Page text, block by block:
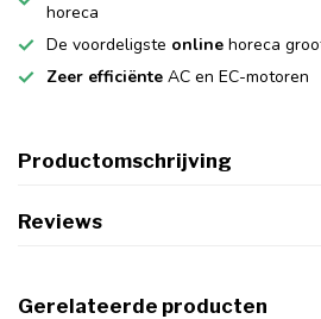
horeca
De voordeligste online horeca
Zeer efficiënte AC en EC-motoren
Productomschrijving
Reviews
Gerelateerde producten